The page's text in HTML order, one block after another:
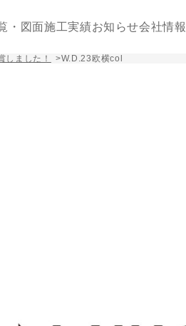
・図面施工実績お知らせ会社情報
ました！ >W.D.23欧横col